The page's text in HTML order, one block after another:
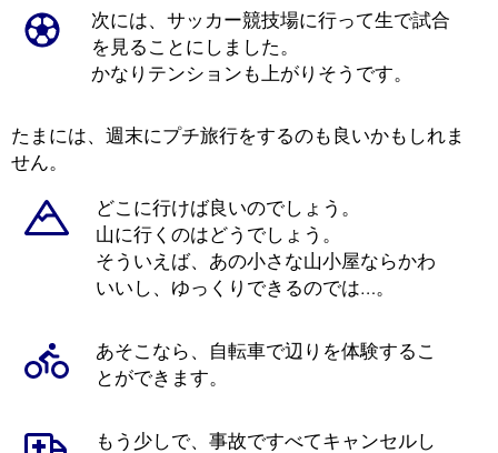
次には、サッカー競技場に行って生で試合
を見ることにしました。
かなりテンションも上がりそうです。
たまには、週末にプチ旅行をするのも良いかもしれま
せん。
どこに行けば良いのでしょう。
山に行くのはどうでしょう。
そういえば、あの小さな山小屋ならかわ
いいし、ゆっくりできるのでは…。
あそこなら、自転車で辺りを体験するこ
とができます。
もう少しで、事故ですべてキャンセルし